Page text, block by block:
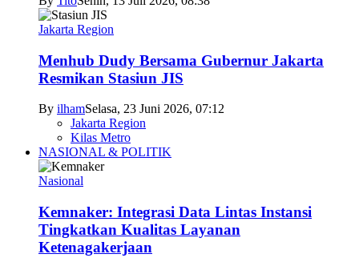
Jakarta Region
Menhub Dudy Bersama Gubernur Jakarta
Resmikan Stasiun JIS
By ilhamSelasa, 23 Juni 2026, 07:12
Jakarta Region
Kilas Metro
NASIONAL & POLITIK
Nasional
Kemnaker: Integrasi Data Lintas Instansi
Tingkatkan Kualitas Layanan
Ketenagakerjaan